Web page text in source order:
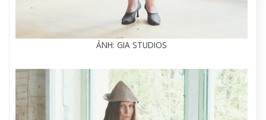
ẢNH: GIA STUDIOS